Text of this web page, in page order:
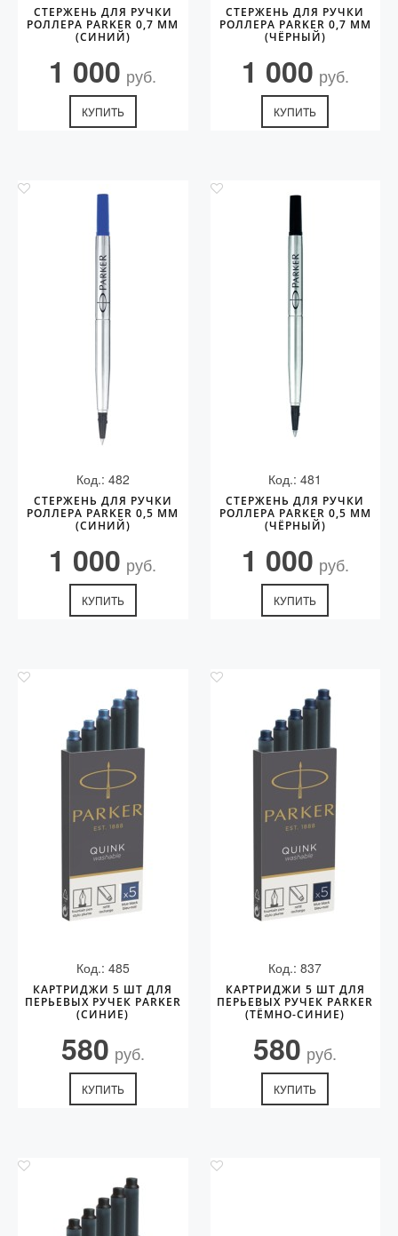
СТЕРЖЕНЬ ДЛЯ РУЧКИ
РОЛЛЕРА PARKER 0,7 ММ
(СИНИЙ)
1 000 руб.
КУПИТЬ
СТЕРЖЕНЬ ДЛЯ РУЧКИ
РОЛЛЕРА PARKER 0,7 ММ
(ЧЁРНЫЙ)
1 000 руб.
КУПИТЬ
Код.: 482
СТЕРЖЕНЬ ДЛЯ РУЧКИ
РОЛЛЕРА PARKER 0,5 ММ
(СИНИЙ)
1 000 руб.
КУПИТЬ
Код.: 481
СТЕРЖЕНЬ ДЛЯ РУЧКИ
РОЛЛЕРА PARKER 0,5 ММ
(ЧЁРНЫЙ)
1 000 руб.
КУПИТЬ
Код.: 485
КАРТРИДЖИ 5 ШТ ДЛЯ
ПЕРЬЕВЫХ РУЧЕК PARKER
(СИНИЕ)
580 руб.
КУПИТЬ
Код.: 837
КАРТРИДЖИ 5 ШТ ДЛЯ
ПЕРЬЕВЫХ РУЧЕК PARKER
(ТЁМНО-СИНИЕ)
580 руб.
КУПИТЬ